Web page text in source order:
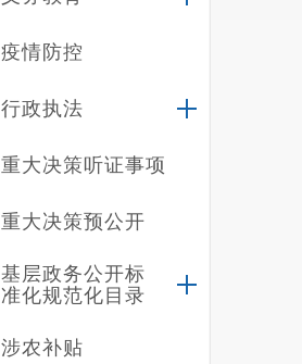
疫情防控
行政执法
重大决策听证事项
重大决策预公开
基层政务公开标
准化规范化目录
涉农补贴